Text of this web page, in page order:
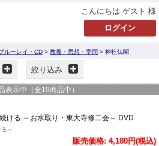
こんにちは ゲスト 様
ルーレイ・CD > 教養・思想・学問 > 神社仏閣
絞り込み
表示中（全19商品中）
ける ～お水取り・東大寺修二会～ DVD
～
販売価格: 4,180円(税込)